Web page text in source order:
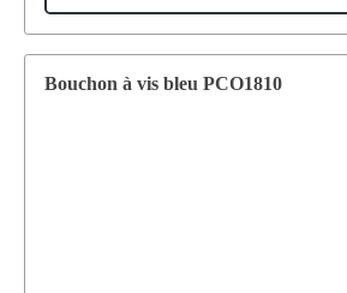
Bouchon à vis bleu PCO1810